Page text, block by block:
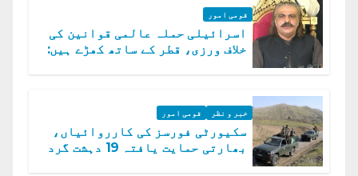
قومی امور
اسرائیلی حملہ عالمی قوانین کی
خلاف ورزی، قطر کے ساتھ کھڑے ہیں:
خبر و نظر قومی امور
سکیورٹی فورسز کی کارروائیاں،
بھارتی حمایت یافتہ 19 دہشت گرد